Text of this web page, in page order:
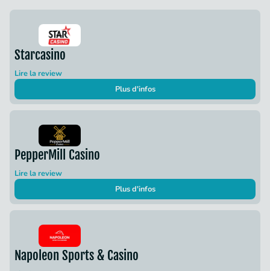
Starcasino
Lire la review
Plus d'infos
PepperMill Casino
Lire la review
Plus d'infos
Napoleon Sports & Casino